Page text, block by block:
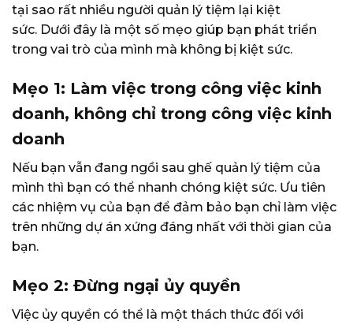
tại sao rất nhiều người quản lý tiệm lại kiệt
sức. Dưới đây là một số mẹo giúp bạn phát triển
trong vai trò của mình mà không bị kiệt sức.
Mẹo 1: Làm việc trong công việc kinh
doanh, không chỉ trong công việc kinh
doanh
Nếu bạn vẫn đang ngồi sau ghế quản lý tiệm của
mình thì bạn có thể nhanh chóng kiệt sức. Ưu tiên
các nhiệm vụ của bạn để đảm bảo bạn chỉ làm việc
trên những dự án xứng đáng nhất với thời gian của
bạn.
Mẹo 2: Đừng ngại ủy quyền
Việc ủy ​​quyền có thể là một thách thức đối với